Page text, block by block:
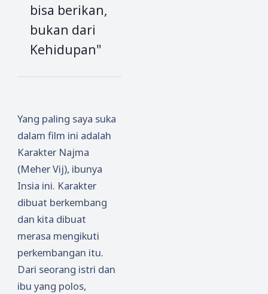
bisa berikan,
bukan dari
Kehidupan"
Yang paling saya suka
dalam film ini adalah
Karakter Najma
(Meher Vij), ibunya
Insia ini. Karakter
dibuat berkembang
dan kita dibuat
merasa mengikuti
perkembangan itu.
Dari seorang istri dan
ibu yang polos,